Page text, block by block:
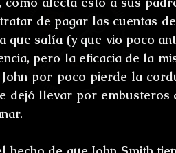
de pagar las cuentas
que salía (y que vio poco
pero la eficacia de la
por poco pierde la
dejó llevar por embusteros